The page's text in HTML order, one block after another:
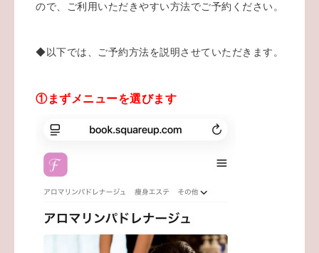
ので、ご利用いただきやすい方法でご予約ください。
◆以下では、ご予約方法を説明させていただきます。
①まずメニューを選びます